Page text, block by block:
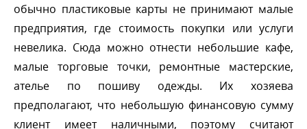
обычно пластиковые карты не принимают малые
предприятия, где стоимость покупки или услуги
невелика. Сюда можно отнести небольшие кафе,
малые торговые точки, ремонтные мастерские,
ателье по пошиву одежды. Их хозяева
предполагают, что небольшую финансовую сумму
клиент имеет наличными, поэтому считают